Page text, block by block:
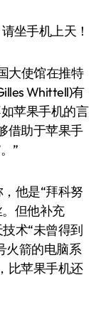
大使馆在推特
Whittell)有
苹果手机的言
借助于苹果手
”
他是“拜科努
但他补充
术“未曾得到
火箭的电脑系
比苹果手机还